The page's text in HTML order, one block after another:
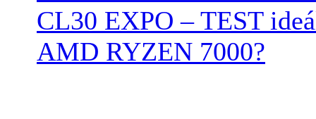
CL30 EXPO – TEST
AMD RYZEN 7000?